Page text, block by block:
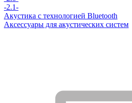
-2.1-
Акустика с технологией Bluetooth
Аксессуары для акустических систем